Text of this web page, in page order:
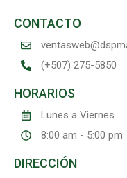
CONTACTO
(+507) 275-5850
HORARIOS
Lunes a Viernes
8:00 am - 5:00 pm
DIRECCIÓN